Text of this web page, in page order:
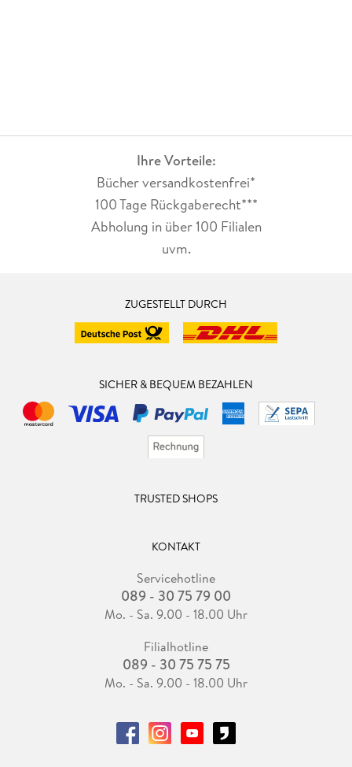
Ihre Vorteile:
Bücher versandkostenfrei*
100 Tage Rückgaberecht***
Abholung in über 100 Filialen
uvm.
ZUGESTELLT DURCH
SICHER & BEQUEM BEZAHLEN
TRUSTED SHOPS
KONTAKT
Servicehotline
089 - 30 75 79 00
Mo. - Sa. 9.00 - 18.00 Uhr
Filialhotline
089 - 30 75 75 75
Mo. - Sa. 9.00 - 18.00 Uhr